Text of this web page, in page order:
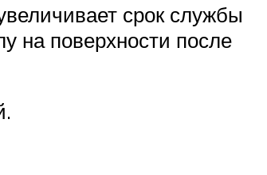
срок службы
на поверхности после